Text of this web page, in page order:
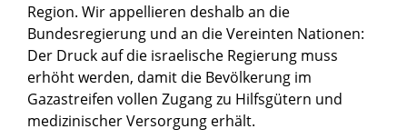
Region. Wir appellieren deshalb an die
Bundesregierung und an die Vereinten Nationen:
Der Druck auf die israelische Regierung muss
erhöht werden, damit die Bevölkerung im
Gazastreifen vollen Zugang zu Hilfsgütern und
medizinischer Versorgung erhält.